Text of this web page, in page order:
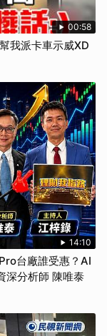
00:58
我派卡車示威XD
14:10
台廠誰受惠？AI
深分析師 陳唯泰